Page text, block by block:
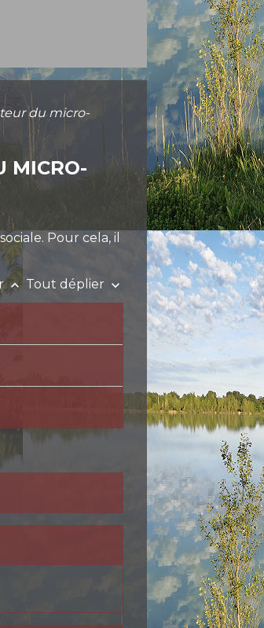
du micro-
MICRO-
Pour cela, il
keyboard_arrow_up Tout déplier keyboard_arrow_down